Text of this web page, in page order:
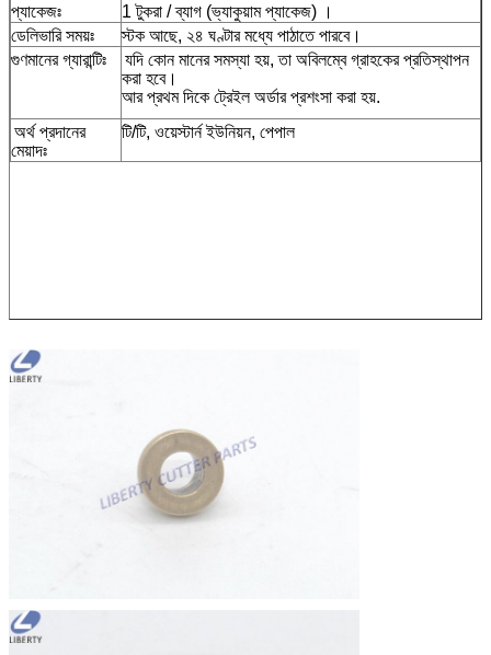
প্যাকেজঃ
1 টুকরা / ব্যাগ (ভ্যাকুয়াম প্যাকেজ) ।
ডেলিভারি সময়ঃ
স্টক আছে, ২৪ ঘণ্টার মধ্যে পাঠাতে পারবে।
গুণমানের গ্যারান্টিঃ
যদি কোন মানের সমস্যা হয়, তা অবিলম্বে গ্রাহকের প্রতিস্থাপন
করা হবে।
আর প্রথম দিকে ট্রেইল অর্ডার প্রশংসা করা হয়.
অর্থ প্রদানের
মেয়াদঃ
টি/টি, ওয়েস্টার্ন ইউনিয়ন, পেপাল